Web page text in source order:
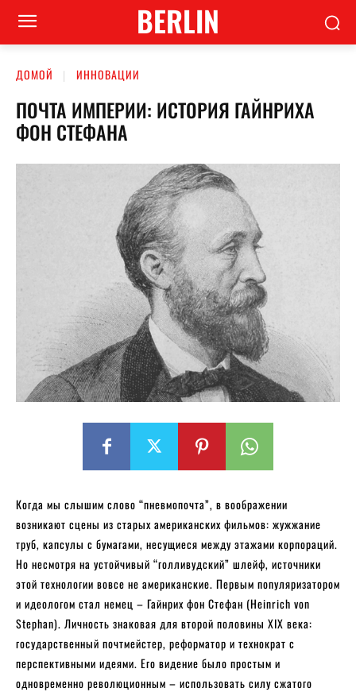
BERLIN
ДОМОЙ ИННОВАЦИИ
ПОЧТА ИМПЕРИИ: ИСТОРИЯ ГАЙНРИХА
ФОН СТЕФАНА
Когда мы слышим слово “пневмопочта”, в воображении
возникают сцены из старых американских фильмов: жужжание
труб, капсулы с бумагами, несущиеся между этажами корпораций.
Но несмотря на устойчивый “голливудский” шлейф, источники
этой технологии вовсе не американские. Первым популяризатором
и идеологом стал немец – Гайнрих фон Стефан (Heinrich von
Stephan). Личность знаковая для второй половины XIX века:
государственный почтмейстер, реформатор и технократ с
перспективными идеями. Его видение было простым и
одновременно революционным – использовать силу сжатого